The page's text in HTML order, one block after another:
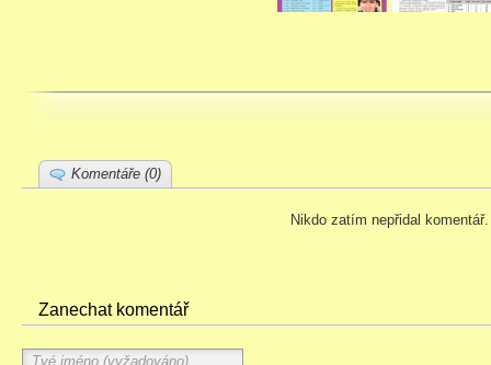
Komentáře (0)
Nikdo zatím nepřidal komentář.
Zanechat komentář